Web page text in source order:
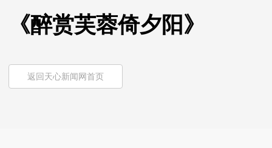
《醉赏芙蓉倚夕阳》
返回天心新闻网首页